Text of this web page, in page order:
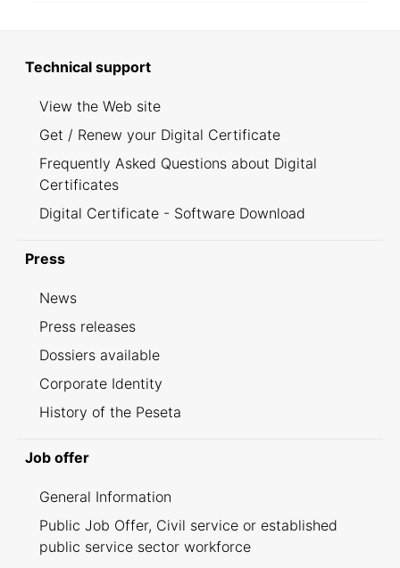
Technical support
View the Web site
Get / Renew your Digital Certificate
Frequently Asked Questions about Digital
Certificates
Digital Certificate - Software Download
Press
News
Press releases
Dossiers available
Corporate Identity
History of the Peseta
Job offer
General Information
Public Job Offer, Civil service or established
public service sector workforce